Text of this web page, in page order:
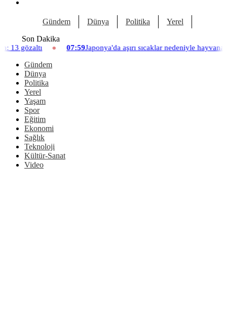
Gündem Dünya Politika Yerel
Son Dakika
07:59Japonya'da aşırı sıcaklar nedeniyle hayvanat bahçesinde üç
Gündem
Dünya
Politika
Yerel
Yaşam
Spor
Eğitim
Ekonomi
Sağlık
Teknoloji
Kültür-Sanat
Video